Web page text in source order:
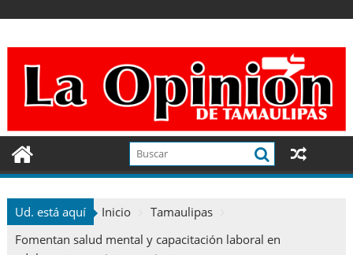
contenido
Ud. está aquí Inicio
Tamaulipas
Fomentan salud mental y capacitación laboral en